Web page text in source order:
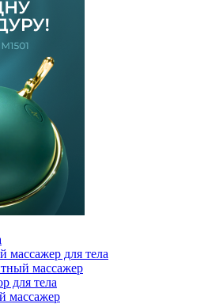
массажер для тела
массажер
для тела
массажер